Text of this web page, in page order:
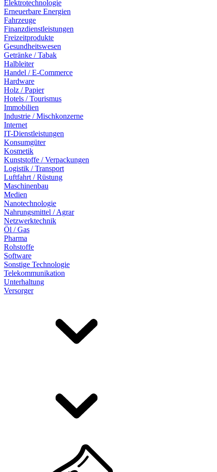
Elektrotechnologie
Erneuerbare Energien
Fahrzeuge
Finanzdienstleistungen
Freizeitprodukte
Gesundheitswesen
Getränke / Tabak
Halbleiter
Handel / E-Commerce
Hardware
Holz / Papier
Hotels / Tourismus
Immobilien
Industrie / Mischkonzerne
Internet
IT-Dienstleistungen
Konsumgüter
Kosmetik
Kunststoffe / Verpackungen
Logistik / Transport
Luftfahrt / Rüstung
Maschinenbau
Medien
Nanotechnologie
Nahrungsmittel / Agrar
Netzwerktechnik
Öl / Gas
Pharma
Rohstoffe
Software
Sonstige Technologie
Telekommunikation
Unterhaltung
Versorger